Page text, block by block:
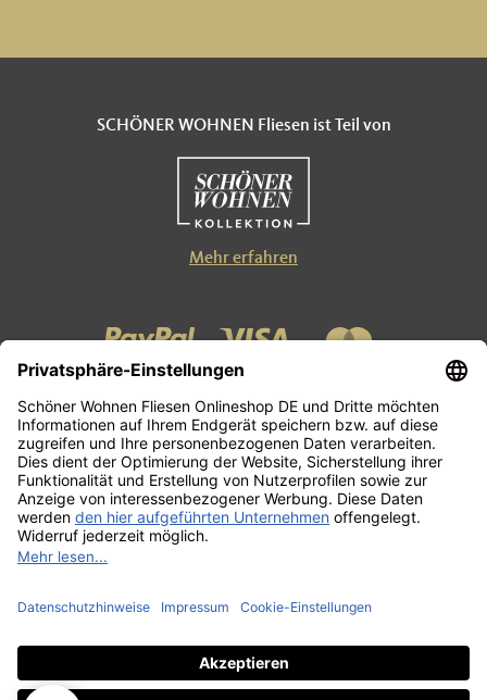
SCHÖNER WOHNEN Fliesen ist Teil von
Mehr erfahren
Kontakt Zahlung und Versand AGB
Datenschutzerklärung Impressum
Widerrufsbelehrung